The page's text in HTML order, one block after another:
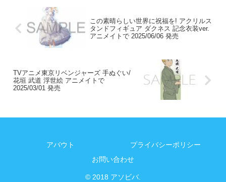
この素晴らしい世界に祝福を! アクリルス
タンドフィギュア ダクネス 記念衣装ver.
アニメイトで 2025/06/06 発売
TVアニメ東京リベンジャーズ 手ぬぐい/
花垣 武道 浮世絵 アニメイトで
2025/03/01 発売
アバウト
プライバシーポリシー
お問い合わせ
© 2018 アソビバ.